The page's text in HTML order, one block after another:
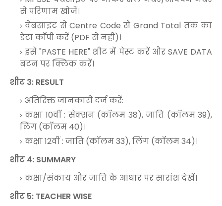
से परिणाम खोजें।
वेबसाइट से Centre Code से Grand Total तक का
डेटा कॉपी करें (PDF से नहीं)।
इसे "PASTE HERE" शीट में पेस्ट करें और SAVE DATA
बटन पर क्लिक करें।
शीट 3: RESULT
अतिरिक्त जानकारी दर्ज करें:
कक्षा 10वीं : सेक्शन (कॉलम 38), जाति (कॉलम 39),
लिंग (कॉलम 40)।
कक्षा 12वीं : जाति (कॉलम 33), लिंग (कॉलम 34)।
शीट 4: SUMMARY
कक्षा/संकाय और जाति के आधार पर सारांश देखें।
शीट 5: TEACHER WISE